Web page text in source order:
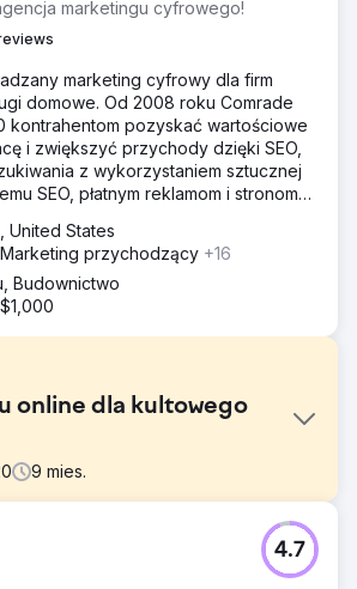
marketingu cyfrowego!
marketing cyfrowy dla firm
domowe. Od 2008 roku Comrade
kontrahentom pozyskać wartościowe
i zwiększyć przychody dzięki SEO,
z wykorzystaniem sztucznej
SEO, płatnym reklamom i stronom
United States
przychodzący +16
Budownictwo
online dla kultowego
9 mies.
r. kultowy producent artykułów
wieloletnich wysiłków miał trudności
4.7